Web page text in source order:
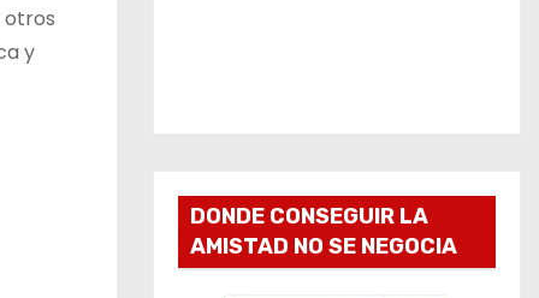
otros
y
DONDE CONSEGUIR LA
AMISTAD NO SE NEGOCIA